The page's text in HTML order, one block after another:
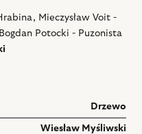
Mieczysław Voit -
Potocki - Puzonista
Drzewo
Wiesław Myśliwski